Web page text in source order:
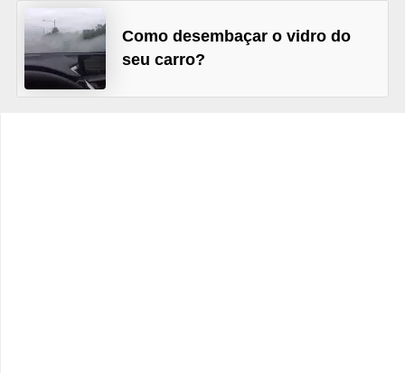
Como desembaçar o vidro do
seu carro?
a
m
i
n